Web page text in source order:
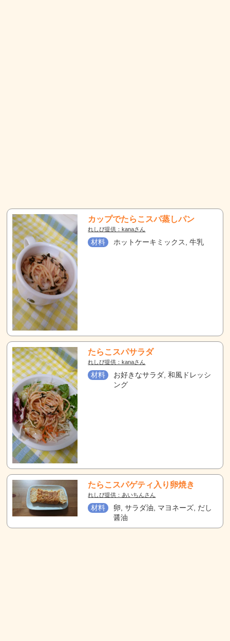
カップでたらこスパ蒸しパン
れしぴ提供：kanaさん
材料 ホットケーキミックス, 牛乳
たらこスパサラダ
れしぴ提供：kanaさん
材料
お好きなサラダ, 和風ドレッシ
ング
たらこスパゲティ入り卵焼き
れしぴ提供：あいちんさん
材料
卵, サラダ油, マヨネーズ, だし
醤油